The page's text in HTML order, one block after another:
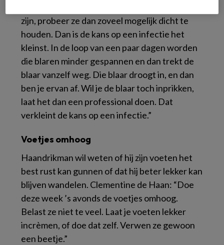
zijn, probeer ze dan zoveel mogelijk dicht te
houden. Dan is de kans op een infectie het
kleinst. In de loop van een paar dagen worden
die blaren minder gespannen en dan trekt de
blaar vanzelf weg. Die blaar droogt in, en dan
ben je ervan af. Wil je de blaar toch inprikken,
laat het dan een professional doen. Dat
verkleint de kans op een infectie.”
Voetjes omhoog
Haandrikman wil weten of hij zijn voeten het
best rust kan gunnen of dat hij beter lekker kan
blijven wandelen. Clementine de Haan: “Doe
deze week ’s avonds de voetjes omhoog.
Belast ze niet te veel. Laat je voeten lekker
incrèmen, of doe dat zelf. Verwen ze gewoon
een beetje.”